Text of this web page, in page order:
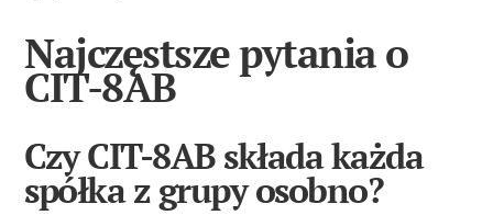
Najczęstsze pytania o
CIT-8AB
Czy CIT-8AB składa każda
spółka z grupy osobno?